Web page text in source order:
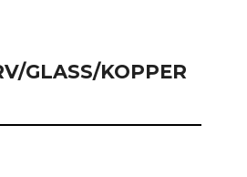
GLASS/KOPPER